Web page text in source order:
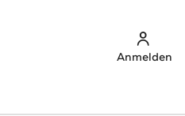
Anmelden